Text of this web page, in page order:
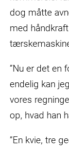
dog måtte
med
”Nu er det en
endelig kan
vores
op, hvad han
”En kvie, tre